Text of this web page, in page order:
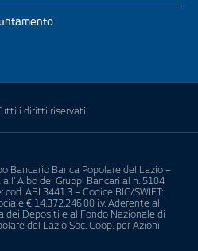
i diritti riservati
Bancario Banca Popolare del Lazio –
Albo dei Gruppi Bancari al n. 5104
ABI 3441.3 – Codice BIC/SWIFT:
€ 14.372.246,00 i.v. Aderente al
dei Depositi e al Fondo Nazionale di
del Lazio Soc. Coop. per Azioni